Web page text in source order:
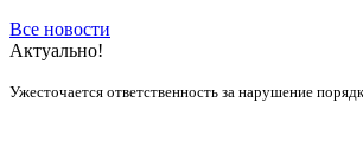
Все новости
Актуально!
Ужесточается ответственность за нарушение